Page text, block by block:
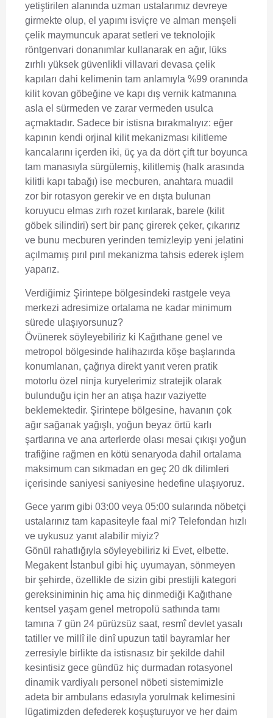
yetiştirilen alanında uzman ustalarımız devreye
girmekte olup, el yapımı isviçre ve alman menşeli
çelik maymuncuk aparat setleri ve teknolojik
röntgenvari donanımlar kullanarak en ağır, lüks
zırhlı yüksek güvenlikli villavari devasa çelik
kapıları dahi kelimenin tam anlamıyla %99 oranında
kilit kovan göbeğine ve kapı dış vernik katmanına
asla el sürmeden ve zarar vermeden usulca
açmaktadır. Sadece bir istisna bırakmalıyız: eğer
kapının kendi orjinal kilit mekanizması kilitleme
kancalarını içerden iki, üç ya da dört çift tur boyunca
tam manasıyla sürgülemiş, kilitlemiş (halk arasında
kilitli kapı tabağı) ise mecburen, anahtara muadil
zor bir rotasyon gerekir ve en dışta bulunan
koruyucu elmas zırh rozet kırılarak, barele (kilit
göbek silindiri) sert bir panç girerek çeker, çıkarırız
ve bunu mecburen yerinden temizleyip yeni jelatini
açılmamış pırıl pırıl mekanizma tahsis ederek işlem
yaparız.
Verdiğimiz Şirintepe bölgesindeki rastgele veya
merkezi adresimize ortalama ne kadar minimum
sürede ulaşıyorsunuz?
Övünerek söyleyebiliriz ki Kağıthane genel ve
metropol bölgesinde halihazırda köşe başlarında
konumlanan, çağrıya direkt yanıt veren pratik
motorlu özel ninja kuryelerimiz stratejik olarak
bulunduğu için her an atışa hazır vaziyette
beklemektedir. Şirintepe bölgesine, havanın çok
ağır sağanak yağışlı, yoğun beyaz örtü karlı
şartlarına ve ana arterlerde olası mesai çıkışı yoğun
trafiğine rağmen en kötü senaryoda dahil ortalama
maksimum can sıkmadan en geç 20 dk dilimleri
içerisinde saniyesi saniyesine hedefine ulaşıyoruz.
Gece yarım gibi 03:00 veya 05:00 sularında nöbetçi
ustalarınız tam kapasiteyle faal mi? Telefondan hızlı
ve uykusuz yanıt alabilir miyiz?
Gönül rahatlığıyla söyleyebiliriz ki Evet, elbette.
Megakent İstanbul gibi hiç uyumayan, sönmeyen
bir şehirde, özellikle de sizin gibi prestijli kategori
gereksiniminin hiç ama hiç dinmediği Kağıthane
kentsel yaşam genel metropolü sathında tamı
tamına 7 gün 24 pürüzsüz saat, resmî devlet yasalı
tatiller ve millî ile dinî upuzun tatil bayramlar her
zerresiyle birlikte da istisnasız bir şekilde dahil
kesintisiz gece gündüz hiç durmadan rotasyonel
dinamik vardiyalı personel nöbeti sistemimizle
adeta bir ambulans edasıyla yorulmak kelimesini
lügatimizden defederek koşuşturuyor ve her daim